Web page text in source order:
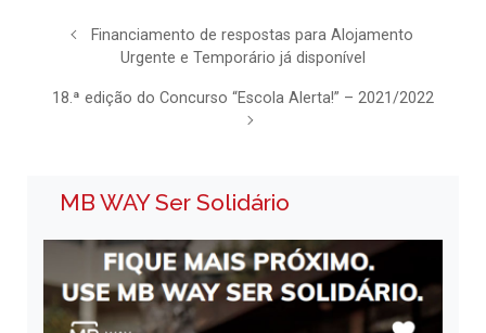
Financiamento de respostas para Alojamento
Urgente e Temporário já disponível
18.ª edição do Concurso “Escola Alerta!” – 2021/2022
MB WAY Ser Solidário